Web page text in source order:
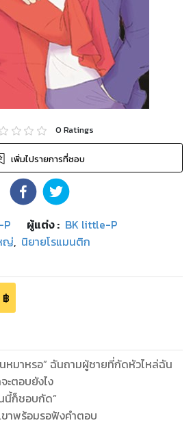
0 Ratings
เพิ่มไปรายการที่ชอบ
ผู้แต่ง : BK little-P
ญ่, นิยายโรแมนติก
฿
หมาหรอ” ฉันถามผู้ชายที่กัดหัวไหล่ฉัน
ะตอบยังไง
นี้ก็ชอบกัด”
ขาพร้อมรอฟังคำตอบ